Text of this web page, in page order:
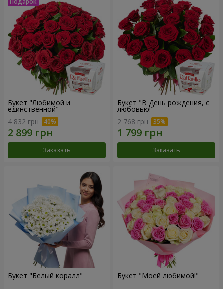
Букет "Любимой и
единственной"
4 832 грн
Заказать
Букет "В День рождения, с
любовью!"
2 768 грн
Заказать
Букет "Белый коралл" Букет "Моей любимой!"